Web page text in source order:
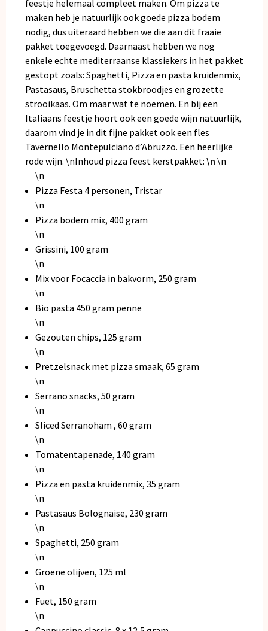
feestje helemaal compleet maken. Om pizza te
maken heb je natuurlijk ook goede pizza bodem
nodig, dus uiteraard hebben we die aan dit fraaie
pakket toegevoegd. Daarnaast hebben we nog
enkele echte mediterraanse klassiekers in het pakket
gestopt zoals: Spaghetti, Pizza en pasta kruidenmix,
Pastasaus, Bruschetta stokbroodjes en grozette
strooikaas. Om maar wat te noemen. En bij een
Italiaans feestje hoort ook een goede wijn natuurlijk,
daarom vind je in dit fijne pakket ook een fles
Tavernello Montepulciano d’Abruzzo. Een heerlijke
rode wijn. \nInhoud pizza feest kerstpakket: \n \n
\n
Pizza Festa 4 personen, Tristar
\n
Pizza bodem mix, 400 gram
\n
Grissini, 100 gram
\n
Mix voor Focaccia in bakvorm, 250 gram
\n
Bio pasta 450 gram penne
\n
Gezouten chips, 125 gram
\n
Pretzelsnack met pizza smaak, 65 gram
\n
Serrano snacks, 50 gram
\n
Sliced Serranoham , 60 gram
\n
Tomatentapenade, 140 gram
\n
Pizza en pasta kruidenmix, 35 gram
\n
Pastasaus Bolognaise, 230 gram
\n
Spaghetti, 250 gram
\n
Groene olijven, 125 ml
\n
Fuet, 150 gram
\n